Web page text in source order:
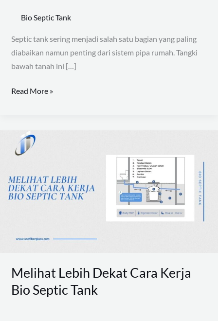
Bio Septic Tank
Septic tank sering menjadi salah satu bagian yang paling
diabaikan namun penting dari sistem pipa rumah. Tangki
bawah tanah ini […]
Read More »
Melihat Lebih Dekat Cara Kerja
Bio Septic Tank
Melihat
Lebih
Cara
Kerja